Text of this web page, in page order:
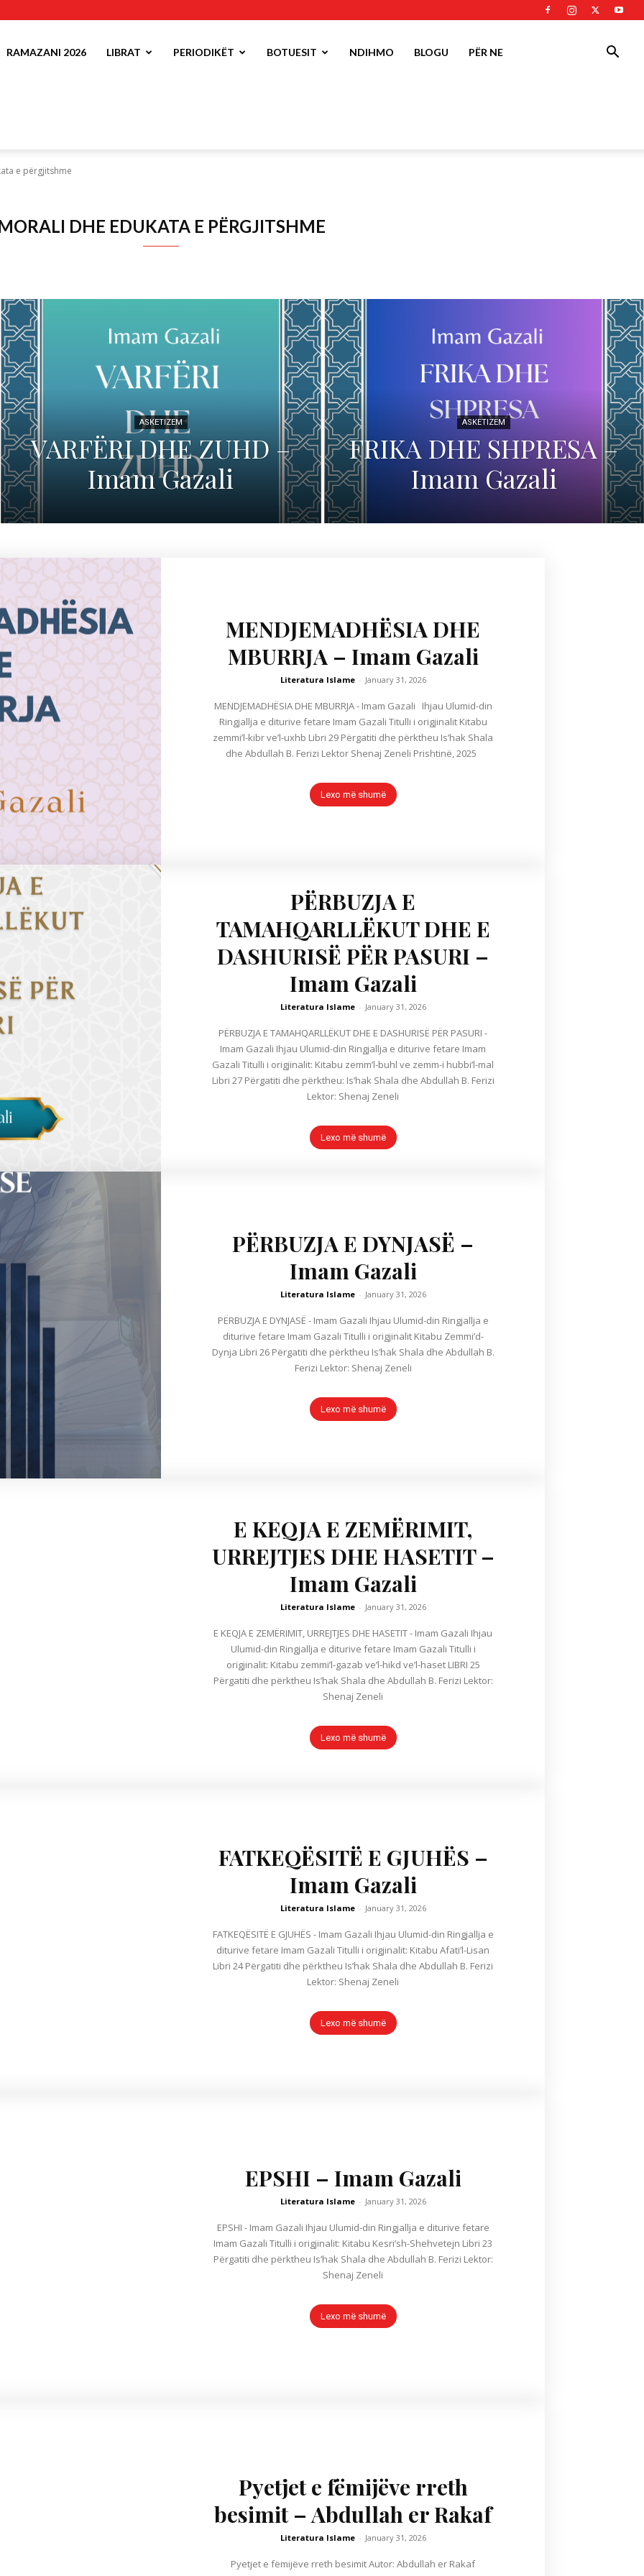
RAMAZANI 2026 LIBRAT PERIODIKËT BOTUESIT NDIHMO BLOGU PËR NE
e përgjitshme
DHE EDUKATA E PËRGJITSHME
ASKETIZEM
VARFËRI DHE ZUHD –
Imam Gazali
ASKETIZEM
FRIKA DHE SHPRESA –
Imam Gazali
MENDJEMADHËSIA DHE
MBURRJA – Imam Gazali
Literatura Islame - January 31, 2026
MENDJEMADHËSIA DHE MBURRJA - Imam Gazali Ihjau Ulumid-din
Ringjallja e diturive fetare Imam Gazali Titulli i origjinalit Kitabu
zemmi’l-kibr ve’l-uxhb Libri 29 Përgatiti dhe përktheu Is’hak Shala
Lexo më shumë
PËRBUZJA E
TAMAHQARLLËKUT DHE E
DASHURISË PËR PASURI –
Imam Gazali
Literatura Islame - January 31, 2026
PËRBUZJA E TAMAHQARLLËKUT DHE E DASHURISË PËR PASURI -
Imam Gazali Ihjau Ulumid-din Ringjallja e diturive fetare Imam
Gazali Titulli i origjinalit: Kitabu zemm’l-buhl ve zemm-i hubbi’l-mal
Libri 27 Përgatiti dhe përktheu: Is’hak Shala dhe Abdullah B. Ferizi
Lektor: Shenaj Zeneli
Lexo më shumë
PËRBUZJA E DYNJASË –
Imam Gazali
Literatura Islame - January 31, 2026
PËRBUZJA E DYNJASË - Imam Gazali Ihjau Ulumid-din Ringjallja e
diturive fetare Imam Gazali Titulli i origjinalit Kitabu Zemmi’d-
Dynja Libri 26 Përgatiti dhe përktheu Is’hak Shala dhe Abdullah B.
Ferizi Lektor: Shenaj Zeneli
Lexo më shumë
E KEQJA E ZEMËRIMIT,
URREJTJES DHE HASETIT –
Imam Gazali
Literatura Islame - January 31, 2026
E KEQJA E ZEMËRIMIT, URREJTJES DHE HASETIT - Imam Gazali Ihjau
Ulumid-din Ringjallja e diturive fetare Imam Gazali Titulli i
origjinalit: Kitabu zemmi’l-gazab ve’l-hikd ve’l-haset LIBRI 25
Përgatiti dhe përktheu Is’hak Shala dhe Abdullah B. Ferizi Lektor:
Shenaj Zeneli
Lexo më shumë
FATKEQËSITË E GJUHËS –
Imam Gazali
Literatura Islame - January 31, 2026
FATKEQËSITË E GJUHËS - Imam Gazali Ihjau Ulumid-din Ringjallja e
diturive fetare Imam Gazali Titulli i origjinalit: Kitabu Afati’l-Lisan
Libri 24 Përgatiti dhe përktheu Is’hak Shala dhe Abdullah B. Ferizi
Lektor: Shenaj Zeneli
Lexo më shumë
EPSHI – Imam Gazali
Literatura Islame - January 31, 2026
EPSHI - Imam Gazali Ihjau Ulumid-din Ringjallja e diturive fetare
Imam Gazali Titulli i origjinalit: Kitabu Kesri’sh-Shehvetejn Libri 23
Përgatiti dhe përktheu Is’hak Shala dhe Abdullah B. Ferizi Lektor:
Shenaj Zeneli
Lexo më shumë
Pyetjet e fëmijëve rreth
besimit – Abdullah er Rakaf
Literatura Islame - January 31, 2026
Pyetjet e fëmijëve rreth besimit Autor: Abdullah er Rakaf